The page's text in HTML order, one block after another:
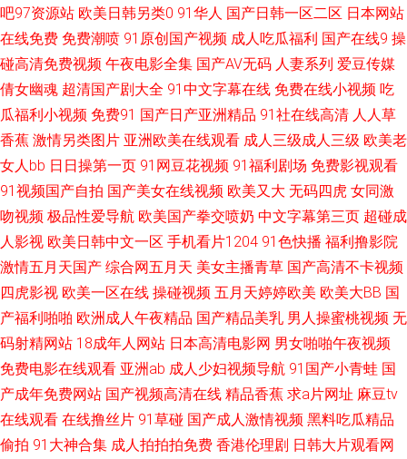
机亚洲色在线 在线直播91 97超碰欧美 超碰97天天操 国产精品奇米一区 久
草导航 欧美人兽激情 日韩肏逼 午夜理论影院 91n成人网站 99影院激情文学
免费 日本中文视频 亚洲成人黄页 91黑丝精品美女 超碰97在线播放 国产十日
美 日韩素人无码 91深夜熟妇视频 肏屄免费电影 Ts伪娘在线调教 97国超碰资
源 91午夜电影 91无毒精选探花 成人网站在线看 国产肛交在线 欧美刺激久久
国产 日本有码第9页 中日韩三级片 超碰人人操作 国产肏屄片 日韩小电影
香蕉 日本se情 午夜视频入口 91精品大香蕉 超碰大香蕉 国产在线A秀秀 欧美
另类色图 五月天亚州色图 91看片成人 白丝喷水后入看片 国产久艹视频 免费
吧97资源站 欧美日韩另类0 91华人 国产日韩一区二区 日本网站
在线免费 免费潮喷 91原创国产视频 成人吃瓜福利 国产在线9 操
碰高清免费视频 午夜电影全集 国产AV无码 人妻系列 爱豆传媒
倩女幽魂 超清国产剧大全 91中文字幕在线 免费在线小视频 吃
瓜福利小视频 免费91 国产日产亚洲精品 91社在线高清 人人草
香蕉 激情另类图片 亚洲欧美在线观看 成人三级成人三级 欧美老
女人bb 日日操第一页 91网豆花视频 91福利剧场 免费影视观看
91视频国产自拍 国产美女在线视频 欧美又大 无码四虎 女同激
吻视频 极品性爱导航 欧美国产拳交喷奶 中文字幕第三页 超碰成
人影视 欧美日韩中文一区 手机看片1204 91色快播 福利撸影院
激情五月天国产 综合网五月天 美女主播青草 国产高清不卡视频
四虎影视 欧美一区在线 操碰视频 五月天婷婷欧美 欧美大BB 国
产福利啪啪 欧洲成人午夜精品 国产精品美乳 男人操蜜桃视频 无
码射精网站 18成年人网站 日本高清电影网 男女啪啪午夜视频
免费电影在线观看 亚洲ab 成人少妇视频导航 91国产小青蛙 国
产成年免费网站 国产视频高清在线 精品香蕉 求a片网址 麻豆tv
在线观看 在线撸丝片 91草碰 国产成人激情视频 黑料吃瓜精品
偷拍 91大神合集 成人拍拍拍免费 香港伦理剧 日韩大片观看网